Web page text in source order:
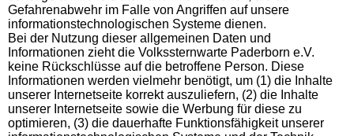
Gefahrenabwehr im Falle von Angriffen auf unsere
informationstechnologischen Systeme dienen.
Bei der Nutzung dieser allgemeinen Daten und
Informationen zieht die Volkssternwarte Paderborn e.V.
keine Rückschlüsse auf die betroffene Person. Diese
Informationen werden vielmehr benötigt, um (1) die Inhalte
unserer Internetseite korrekt auszuliefern, (2) die Inhalte
unserer Internetseite sowie die Werbung für diese zu
optimieren, (3) die dauerhafte Funktionsfähigkeit unserer